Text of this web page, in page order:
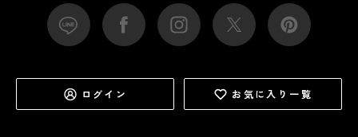
ログイン お気に入り一覧